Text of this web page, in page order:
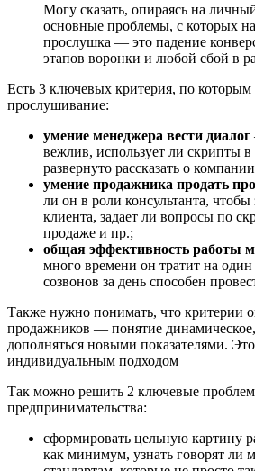
Могу сказать, опираясь на
основные проблемы, с которых
прослушка ― это падение
этапов воронки и любой сбой в
Есть 3 ключевых критерия, по которым
прослушивание:
умение менеджера вести диалог
вежлив, использует ли скрипты в
развернуто рассказать о
умение продажника продать
ли он в роли консультанта, чтобы
клиента, задает ли вопросы по
продаже и пр.;
общая эффективность работы
много времени он тратит на один
созвонов за день способен
Также нужно понимать, что критерии
продажников ― понятие
дополняться новыми показателями.
индивидуальным подходом
Так можно решить 2 ключевые
предпринимательства:
сформировать цельную картину
как минимум, узнать говорят ли